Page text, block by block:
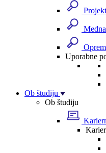
Uporabne
Ob študiju
Ob študiju